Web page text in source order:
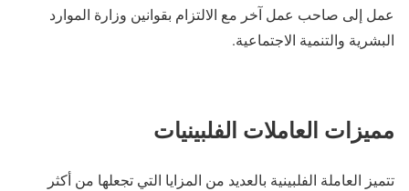
عمل إلى صاحب عمل آخر مع الالتزام بقوانين وزارة الموارد
البشرية والتنمية الاجتماعية.
مميزات العاملات الفلبينيات
تتميز العاملة الفلبينية بالعديد من المزايا التي تجعلها من أكثر